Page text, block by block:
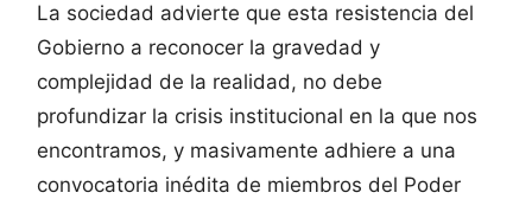
La sociedad advierte que esta resistencia del
Gobierno a reconocer la gravedad y
complejidad de la realidad, no debe
profundizar la crisis institucional en la que nos
encontramos, y masivamente adhiere a una
convocatoria inédita de miembros del Poder